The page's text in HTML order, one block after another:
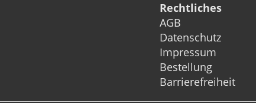
Rechtliches
AGB
Datenschutz
Impressum
Bestellung
Barrierefreiheit